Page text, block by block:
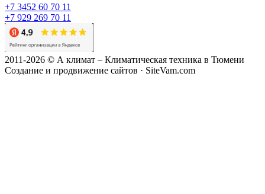
+7 3452 60 70 11
+7 929 269 70 11
2011-2026 © А климат – Климатическая техника в Тюмени
Создание и продвижение сайтов · SiteVam.com